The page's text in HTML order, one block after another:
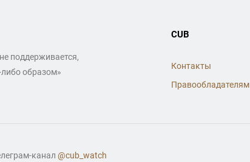
поддерживается,
образом»
CUB
Контакты
Правообладателям
канал @cub_watch